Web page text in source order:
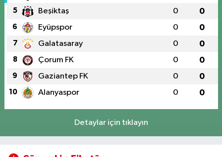
5 Beşiktaş 0 0
6 Eyüpspor 0 0
7 Galatasaray 0 0
8 Çorum FK 0 0
9 Gaziantep FK 0 0
10 Alanyaspor 0 0
Detaylar için tıklayın